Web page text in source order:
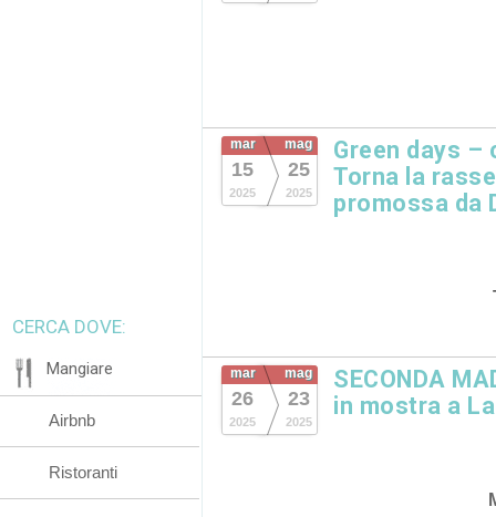
mar
15
2025
mag
25
2025
Green days –
Torna la
promossa da
mar
26
2025
mag
23
2025
SECONDA
in mostra a
CERCA DOVE:
Mangiare
Airbnb
Ristoranti